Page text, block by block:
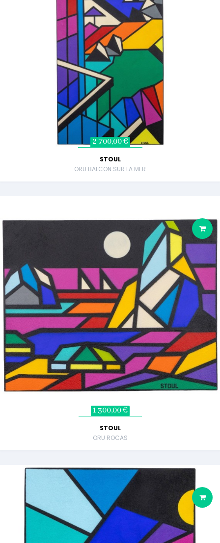
2 700,00 €
STOUL
ORU BALCON SUR LA MER
1 300,00 €
STOUL
ORU ROCAS